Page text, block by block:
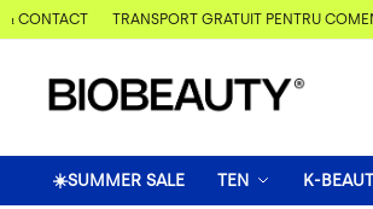
CONTACT TRANSPORT GRATUIT PENTRU
☀️SUMMER SALE TEN K-